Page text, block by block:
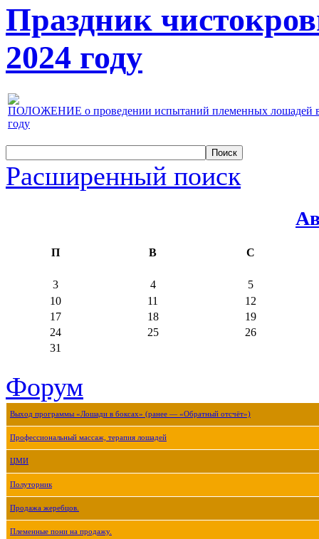
Праздник
2024 году
ПОЛОЖЕНИЕ о проведении испытаний племенных лошадей
году
Расширенный поиск
П В С
3 4
5
10
11
12
17
18
19
24
25
26
31
Форум
Выход программы «Лошади в боксах» (ранее — «Обратный отсчёт»)
Профессиональный массаж, терапия лошадей
ЦМИ
Полуторник
Продажа жеребцов.
Племенные пони на продажу.